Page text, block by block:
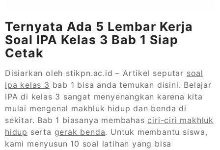
Ternyata Ada 5 Lembar Kerja
Soal IPA Kelas 3 Bab 1 Siap
Cetak
Disiarkan oleh stikpn.ac.id – Artikel seputar soal
ipa kelas 3 bab 1 bisa anda temukan disini. Belajar
IPA di kelas 3 sangat menyenangkan karena kita
mulai mengenal makhluk hidup dan benda di
sekitar. Bab 1 biasanya membahas ciri-ciri makhluk
hidup serta gerak benda. Untuk membantu siswa,
kami menyusun 10 soal latihan yang bisa